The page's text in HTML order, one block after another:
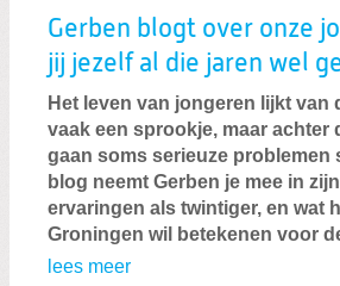
Gerben blogt over onze
jij jezelf al die jaren wel
Het leven van jongeren lijkt van
vaak een sprookje, maar achter
gaan soms serieuze problemen
blog neemt Gerben je mee in
ervaringen als twintiger, en wat
Groningen wil betekenen voor
lees meer